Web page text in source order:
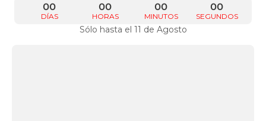
DÍAS
00
HORAS
00
MINUTOS
00
SEGUNDOS
00
Sólo hasta el 11 de Agosto